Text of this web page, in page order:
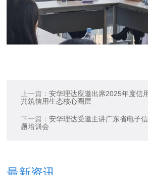
上一篇：安华理达应邀出席2025年度信
共筑信用生态核心圈层
下一篇：安华理达受邀主讲广东省电子
题培训会